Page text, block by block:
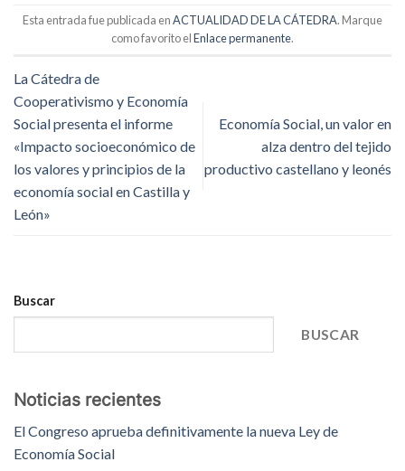
Esta entrada fue publicada enACTUALIDAD DE LA CÁTEDRA. Marque
como favorito elEnlace permanente.
La Cátedra de
Cooperativismo y Economía
Social presenta el informe
«Impacto socioeconómico de
los valores y principios de la
economía social en Castilla y
León»
Economía Social, un valor en
alza dentro del tejido
productivo castellano y leonés
Buscar
BUSCAR
Noticias recientes
El Congreso aprueba definitivamente la nueva Ley de
Economía Social